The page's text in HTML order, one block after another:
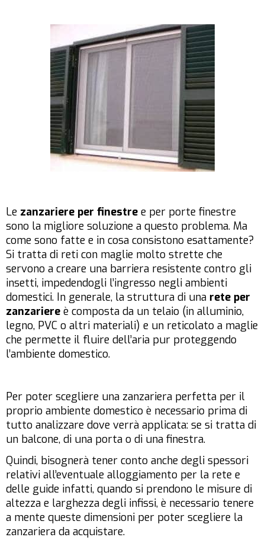
Le zanzariere per finestre e per porte finestre
sono la migliore soluzione a questo problema. Ma
come sono fatte e in cosa consistono esattamente?
Si tratta di reti con maglie molto strette che
servono a creare una barriera resistente contro gli
insetti, impedendogli l’ingresso negli ambienti
domestici. In generale, la struttura di una rete per
zanzariere è composta da un telaio (in alluminio,
legno, PVC o altri materiali) e un reticolato a maglie
che permette il fluire dell’aria pur proteggendo
l’ambiente domestico.
Per poter scegliere una zanzariera perfetta per il
proprio ambiente domestico è necessario prima di
tutto analizzare dove verrà applicata: se si tratta di
un balcone, di una porta o di una finestra.
Quindi, bisognerà tener conto anche degli spessori
relativi all’eventuale alloggiamento per la rete e
delle guide infatti, quando si prendono le misure di
altezza e larghezza degli infissi, è necessario tenere
a mente queste dimensioni per poter scegliere la
zanzariera da acquistare.